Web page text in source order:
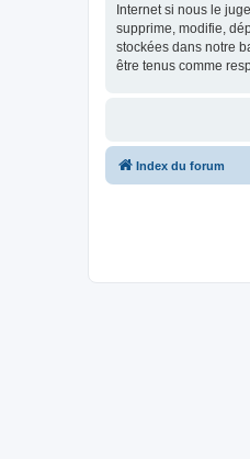
Internet si nous le
supprime, modifie,
stockées dans notre
être tenus comme
Index du forum